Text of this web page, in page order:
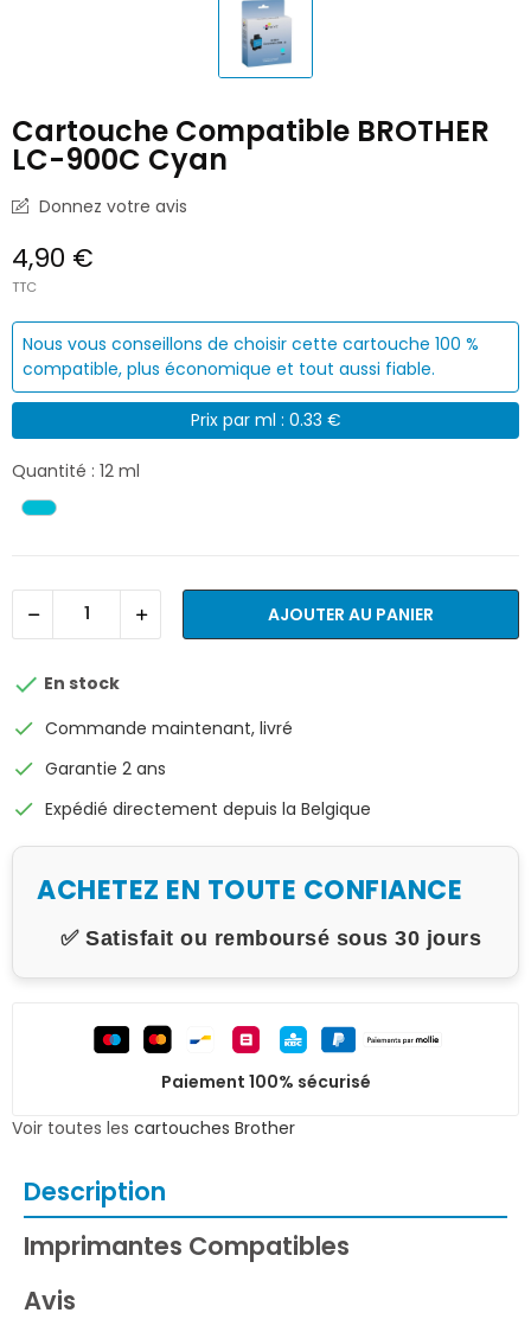
Cartouche Compatible BROTHER
LC-900C Cyan
Donnez votre avis
4,90 €
TTC
Nous vous conseillons de choisir cette cartouche 100 %
compatible, plus économique et tout aussi fiable.
Prix par ml : 0.33 €
Quantité : 12 ml
AJOUTER AU PANIER
 En stock
check Commande maintenant, livré
check Garantie 2 ans
check Expédié directement depuis la Belgique
ACHETEZ EN TOUTE CONFIANCE
✅ Satisfait ou remboursé sous 30 jours
Paiement 100% sécurisé
Voir toutes les cartouches Brother
Description
Imprimantes Compatibles
Avis